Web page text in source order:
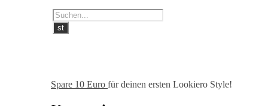
Spare 10 Euro für deinen ersten Lookiero Style!